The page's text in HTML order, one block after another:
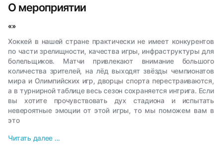
О мероприятии
«»
Хоккей в нашей стране практически не имеет конкурентов
по части зрелищности, качества игры, инфраструктуры для
болельщиков. Матчи привлекают внимание большого
количества зрителей, на лёд выходят звёзды чемпионатов
мира и Олимпийских игр, дворцы спорта перестраиваются,
а в турнирной таблице весь сезон сохраняется интрига. Если
вы хотите прочувствовать дух стадиона и испытать
невероятные эмоции от этой игры, то мы поможем вам в
это
Читать далее ...